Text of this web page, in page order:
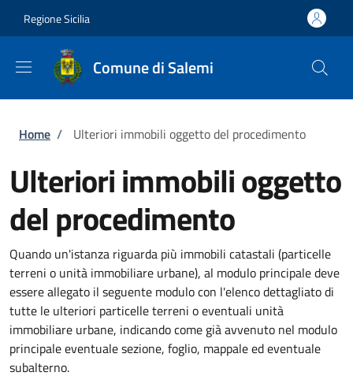
Regione Sicilia
Comune di Salemi
Briciole di pane
Home / Ulteriori immobili oggetto del procedimento
Ulteriori immobili oggetto
del procedimento
Quando un'istanza riguarda più immobili catastali (particelle
terreni o unità immobiliare urbane), al modulo principale deve
essere allegato il seguente modulo con l'elenco dettagliato di
tutte le ulteriori particelle terreni o eventuali unità
immobiliare urbane, indicando come già avvenuto nel modulo
principale eventuale sezione, foglio, mappale ed eventuale
subalterno.